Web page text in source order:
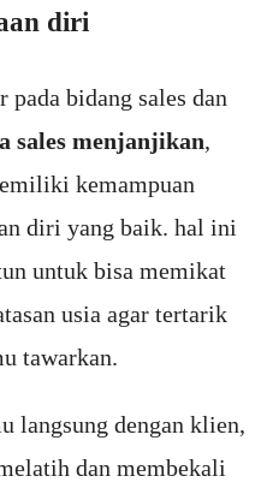
diri
pada bidang sales dan
sales menjanjikan,
kemampuan
diri yang baik. hal ini
untuk bisa memikat
usia agar tertarik
tawarkan.
langsung dengan klien,
dan membekali